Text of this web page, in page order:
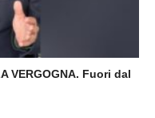
VERGOGNA. Fuori dal